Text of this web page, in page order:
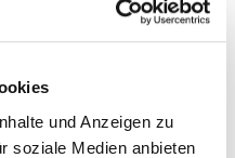
und Anzeigen zu
soziale Medien anbieten
die Verantwortung
und Prozesse auf
das Setzen von